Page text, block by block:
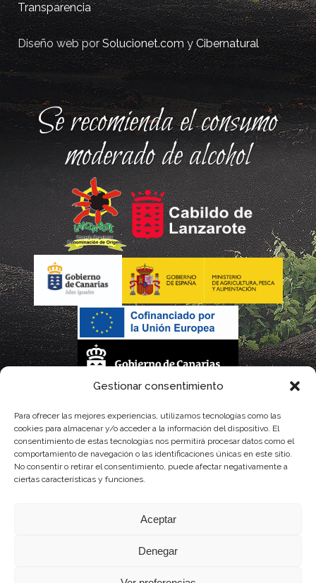
Gestionar consentimiento
Para ofrecer las mejores experiencias, utilizamos tecnologías como las
cookies para almacenar y/o acceder a la información del dispositivo. El
consentimiento de estas tecnologías nos permitirá procesar datos como el
comportamiento de navegación o las identificaciones únicas en este sitio.
No consentir o retirar el consentimiento, puede afectar negativamente a
ciertas características y funciones.
Aceptar
Denegar
Transparencia
Diseño web porSolucionet.comyCibernatural
Se recomienda el consumo
moderado de alcohol
parcialmente, por el Gobierno de Canarias
con fondos provenientes del presupuesto de gastos del Instituto Canario de
Calidad Agroalimentaria